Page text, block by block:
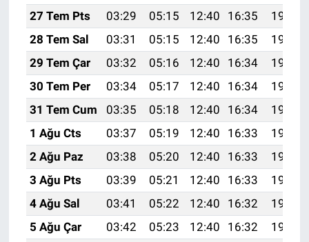
27 Tem Pts
03:29 05:15 12:40 16:35
19:56
28 Tem Sal
03:31 05:15 12:40 16:35
19:55
29 Tem Çar
03:32 05:16 12:40 16:34
19:54
30 Tem Per
03:34 05:17 12:40 16:34
19:53
31 Tem Cum
03:35 05:18 12:40 16:34
19:52
1 Ağu Cts
03:37 05:19 12:40 16:33
19:51
2 Ağu Paz
03:38 05:20 12:40 16:33
19:50
3 Ağu Pts
03:39 05:21 12:40 16:33
19:49
4 Ağu Sal
03:41 05:22 12:40 16:32
19:48
5 Ağu Çar
03:42 05:23 12:40 16:32
19:47